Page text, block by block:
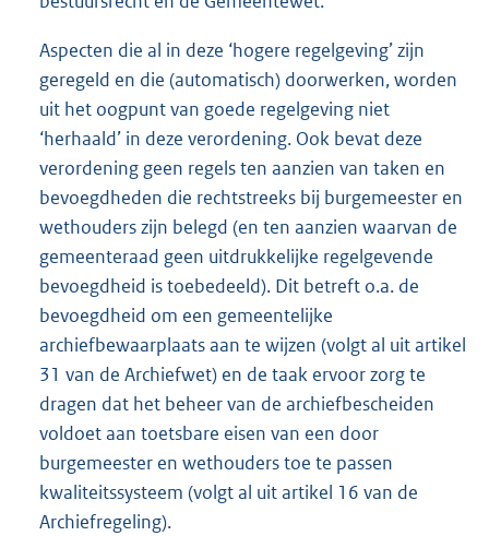
Aspecten die al in deze ‘hogere regelgeving’ zijn
geregeld en die (automatisch) doorwerken, worden
uit het oogpunt van goede regelgeving niet
‘herhaald’ in deze verordening. Ook bevat deze
verordening geen regels ten aanzien van taken en
bevoegdheden die rechtstreeks bij burgemeester en
wethouders zijn belegd (en ten aanzien waarvan de
gemeenteraad geen uitdrukkelijke regelgevende
bevoegdheid is toebedeeld). Dit betreft o.a. de
bevoegdheid om een gemeentelijke
archiefbewaarplaats aan te wijzen (volgt al uit artikel
31 van de Archiefwet) en de taak ervoor zorg te
dragen dat het beheer van de archiefbescheiden
voldoet aan toetsbare eisen van een door
burgemeester en wethouders toe te passen
kwaliteitssysteem (volgt al uit artikel 16 van de
Archiefregeling).